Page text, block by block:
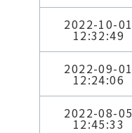
2022-10-01
12:32:49
2022-09-01
12:24:06
2022-08-05
12:45:33